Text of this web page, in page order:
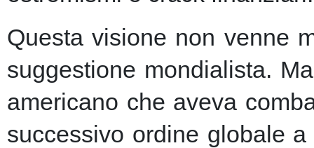
Questa visione non venne
suggestione mondialista.
americano che aveva
successivo ordine globale